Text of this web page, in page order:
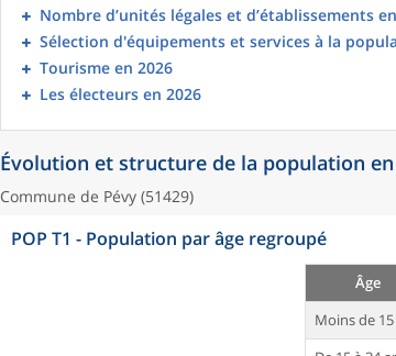
Nombre d’unités légales et d’établissements
Sélection d'équipements et services à la
Tourisme en 2026
Les électeurs en 2026
Évolution et structure de la population en
Commune de Pévy (51429)
POP T1 - Population par âge regroupé
Âge
Moins de